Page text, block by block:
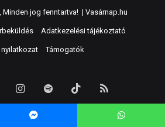
Minden jog fenntartva! | Vasárnap.hu
Adatkezelési tájékoztató
Támogatók
YouTubeInstagram
Spotify TikTok